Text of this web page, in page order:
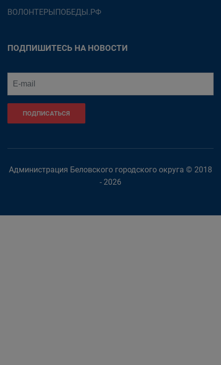
ВОЛОНТЕРЫПОБЕДЫ.РФ
ПОДПИШИТЕСЬ НА НОВОСТИ
ПОДПИСАТЬСЯ
Администрация Беловского городского округа © 2018
- 2026